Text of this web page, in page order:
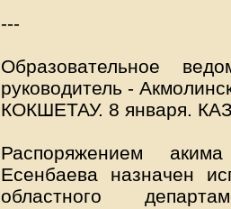
---
Образовательное
руководитель -
КОКШЕТАУ. 8 января.
Распоряжением
Есенбаева назначен
областного